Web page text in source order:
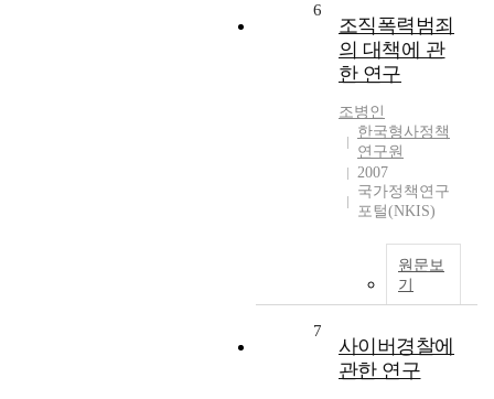
6
조직폭력범죄
의 대책에 관
한 연구
조병인
한국형사정책
연구원
2007
국가정책연구
포털(NKIS)
원문보
기
7
사이버경찰에
관한 연구